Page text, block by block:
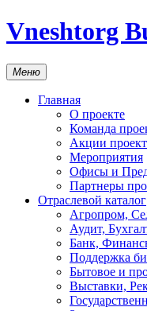
Vneshtorg
Меню
Главная
О проекте
Команда
Акции
Мероприятия
Офисы и
Партнеры
Отраслевой каталог
Агропром,
Аудит,
Банк,
Поддержка
Бытовое и
Выставки,